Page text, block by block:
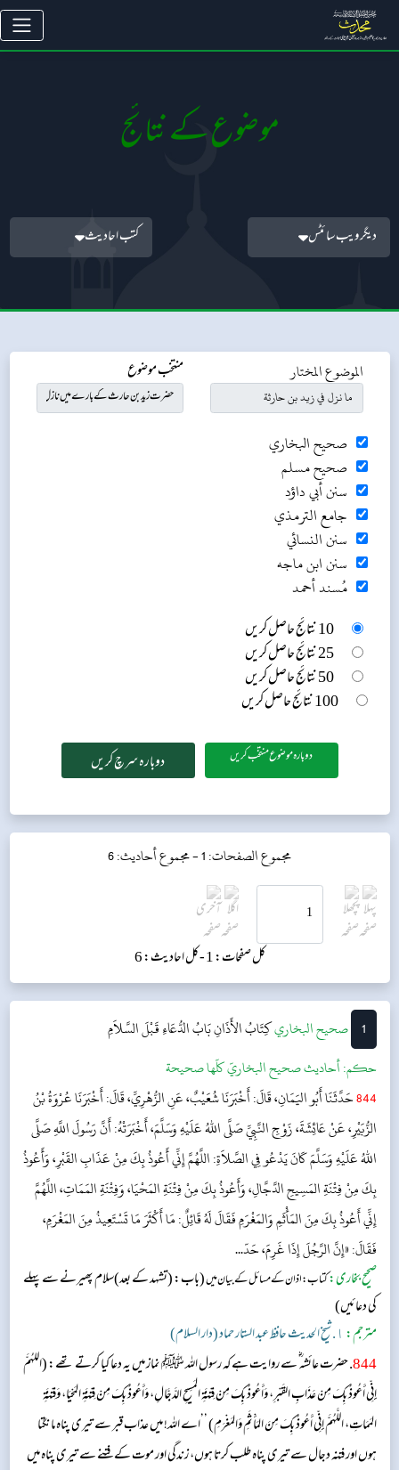
موضوع کے نتائج
دیگر ویب سائٹس کتب احادیث
الموضوع المختار منتخب موضوع
صحيح البخاري
صحيح مسلم
سنن أبي داؤد
جامع الترمذي
سنن النسائي
سنن ابن ماجه
مُسند أحمد
10 نتائج حاصل کریں
25 نتائج حاصل کریں
50 نتائج حاصل کریں
100 نتائج حاصل کریں
دوبارہ موضوع منتخب کریں
مجموع الصفحات: 1 - مجموع أحاديث: 6
کل صفحات: 1 - کل احادیث: 6
1 ‌‌صحيح البخاريكِتَابُ الأَذَانِبَابُ الدُّعَاءِ قَبْلَ السَّلاَمِ
حکم:أحاديث صحيح البخاريّ كلّها صحيحة
844حَدَّثَنَا أَبُو اليَمَانِ، قَالَ: أَخْبَرَنَا شُعَيْبٌ، عَنِ الزُّهْرِيِّ، قَالَ: أَخْبَرَنَا عُرْوَةُ بْنُ
الزُّبَيْرِ، عَنْ عَائِشَةَ، زَوْجِ النَّبِيِّ صَلَّى اللهُ عَلَيْهِ وَسَلَّمَ، أَخْبَرَتْهُ: أَنَّ رَسُولَ اللَّهِ صَلَّى
اللهُ عَلَيْهِ وَسَلَّمَ كَانَ يَدْعُو فِي الصَّلاَةِ: اللَّهُمَّ إِنِّي أَعُوذُ بِكَ مِنْ عَذَابِ القَبْرِ، وَأَعُوذُ
بِكَ مِنْ فِتْنَةِ المَسِيحِ الدَّجَّالِ، وَأَعُوذُ بِكَ مِنْ فِتْنَةِ المَحْيَا، وَفِتْنَةِ المَمَاتِ، اللَّهُمَّ
إِنِّي أَعُوذُ بِكَ مِنَ المَأْثَمِ وَالمَغْرَمِ فَقَالَ لَهُ قَائِلٌ: مَا أَكْثَرَ مَا تَسْتَعِيذُ مِنَ المَغْرَمِ،
فَقَالَ: «إِنَّ الرَّجُلَ إِذَا غَرِمَ، حَدّ...
صحیح بخاری:کتاب: اذان کے مسائل کے بیان میں(باب: (تشہد کے بعد)سلام پھیرنے سے پہلے
کی دعائیں)
مترجم: ١. شیخ الحدیث حافظ عبد الستار حماد (دار السلام)
844. حضرت عائشہ‬ ؓ س‬ے روایت ہے کہ رسول اللہ ﷺ نماز میں یہ دعا کیا کرتے تھے: (اللَّهُمَّ
إِنِّي أَعُوذُ بِكَ مِنْ عَذَابِ القَبْرِ، وَأَعُوذُ بِكَ مِنْ فِتْنَةِ المَسِيحِ الدَّجَّالِ، وَأَعُوذُ بِكَ مِنْ فِتْنَةِ المَحْيَا، وَفِتْنَةِ
المَمَاتِ، اللَّهُمَّ إِنِّي أَعُوذُ بِكَ مِنَ المَأْثَمِ وَالمَغْرَمِ) ’’اے اللہ! میں عذاب قبر سے تیری پناہ مانگتا
ہوں اور فتنہ دجال سے تیری پناہ طلب کرتا ہوں، زندگی اور موت کے فتنے سے تیری پناہ میں